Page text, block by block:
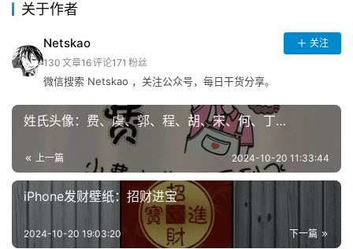
航
网
址
航
关于作者
Netskao
关注
130 文章16评论171 粉丝
微信搜索 Netskao ，关注公众号，每日干货分享。
姓氏头像：费、虞、郭、程、胡、宋、何、丁…
上一篇 2024-10-20 11:33:44
iPhone发财壁纸：招财进宝
下一篇
2024-10-20 19:03:20